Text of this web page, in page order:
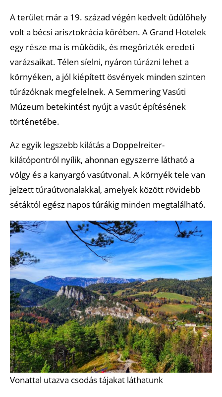
A terület már a 19. század végén kedvelt üdülőhely
volt a bécsi arisztokrácia körében. A Grand Hotelek
egy része ma is működik, és megőrizték eredeti
varázsaikat. Télen síelni, nyáron túrázni lehet a
környéken, a jól kiépített ösvények minden szinten
túrázóknak megfelelnek. A Semmering Vasúti
Múzeum betekintést nyújt a vasút építésének
történetébe.
Az egyik legszebb kilátás a Doppelreiter-
kilátópontról nyílik, ahonnan egyszerre látható a
völgy és a kanyargó vasútvonal. A környék tele van
jelzett túraútvonalakkal, amelyek között rövidebb
sétáktól egész napos túrákig minden megtalálható.
Vonattal utazva csodás tájakat láthatunk